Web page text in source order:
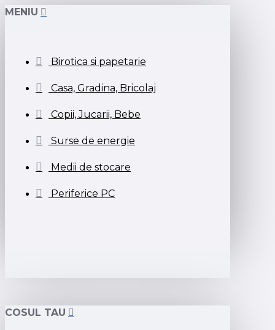
MENIU
Birotica si papetarie
Casa, Gradina, Bricolaj
Copii, Jucarii, Bebe
Surse de energie
Medii de stocare
Periferice PC
COSUL TAU